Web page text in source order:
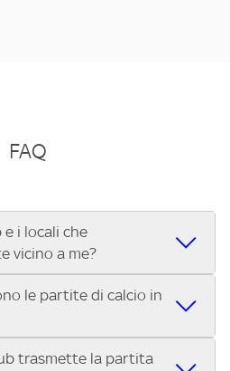
FAQ
e i locali che
vicino a me?
o locale vicino a te per
la Serie C Sky Wifi, la
la UEFA Europa League, la UEFA
la Formula 1®, la MotoGP™ e
le partite di calcio in
o ristoranti mostrano le partite
trasmette la partita